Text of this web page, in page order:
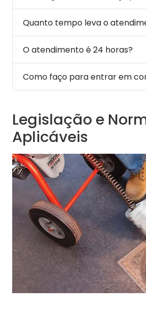
Quanto tempo leva o
O atendimento é 24 horas?
Como faço para entrar em
Legislação e
Aplicáveis